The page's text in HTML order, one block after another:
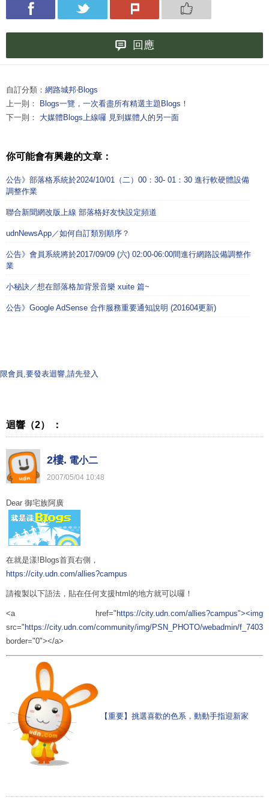
回應
自訂分類： 網路城邦‧Blogs
上一則：
Blogs一覽，一次看盡所有精選主題Blogs！
下一則： 大媒體Blogs上線囉 見到媒體人的另一面
你可能會有興趣的文章：
公告》部落格系統於2024/10/01（二）00：30- 01：30 進行軟硬體設備
調整作業
聯合新聞網改版上線 部落格好友快設定頻道
udnNewsApp／如何自訂類別順序？
公告》會員系統將於2017/09/09 (六) 02:00-06:00間進行網路設備調整作
業
小秘訣／想在部落格加背景音樂 xuite 篇~
公告》Google AdSense 合作服務重要通知說明 (201604更新)
限會員,要發表迴響,請先登入
迴響（2） ：
2樓. 電小二
2007/05/04 10:48
Dear 御宅族阿廣
在就是漾!Blogs首頁右側，
https://city.udn.com/allies?campus
請複製以下語法，貼在任何支援html的地方就可以囉！
<a href=" https://city.udn.com/allies?campus"><img
src=" https://city.udn.com/community/img/PSN_PHOTO/webadmin/
border="0"></a>
【重要】挑選喜歡的色系，動動手指迎新家